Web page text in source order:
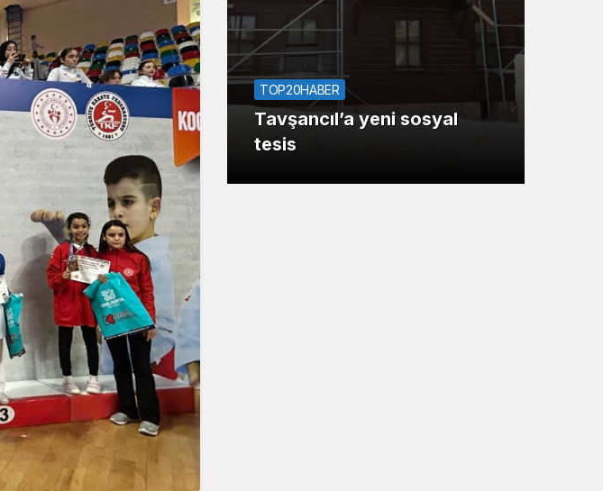
eski
Serdar Dursun,
FK’da
TOP20HABER
Tavşancıl’a yeni sosyal
tesis